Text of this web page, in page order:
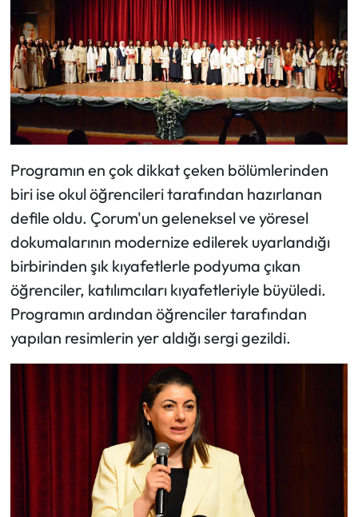
Programın en çok dikkat çeken bölümlerinden
biri ise okul öğrencileri tarafından hazırlanan
defile oldu. Çorum'un geleneksel ve yöresel
dokumalarının modernize edilerek uyarlandığı
birbirinden şık kıyafetlerle podyuma çıkan
öğrenciler, katılımcıları kıyafetleriyle büyüledi.
Programın ardından öğrenciler tarafından
yapılan resimlerin yer aldığı sergi gezildi.
Otomotiv
Resmi İlan
Resmi Reklam
Sağlık
Siyaset
Spor
Sungurlu Haberleri
Turizm
Uğurludağ Haberleri
Yayla Haber
Yemek Tarifleri
Yerel Haberler